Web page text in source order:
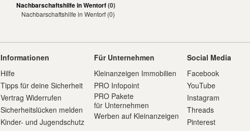
Nachbarschaftshilfe in Wentorf(0)
Nachbarschaftshilfe in Wentorf (0)
Informationen
Hilfe
Tipps für deine Sicherheit
Vertrag Widerrufen
Sicherheitslücken melden
Kinder- und Jugendschutz
Für Unternehmen
Kleinanzeigen Immobilien
PRO Infopoint
PRO Pakete
für Unternehmen
Werben auf Kleinanzeigen
Social Media
Facebook
YouTube
Instagram
Threads
Pinterest